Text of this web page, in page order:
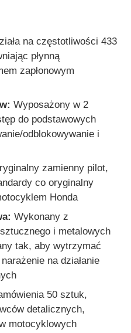
na częstotliwości 433
płynną
zapłonowym
Wyposażony w 2
do podstawowych
odblokowywanie i
zamienny pilot,
co oryginalny
Honda
Wykonany z
i metalowych
tak, aby wytrzymać
na działanie
50 sztuk,
detalicznych,
motocyklowych